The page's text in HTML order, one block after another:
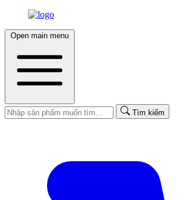
Open main menu
Tìm kiếm